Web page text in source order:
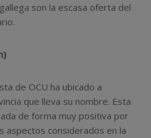
son la escasa oferta del
de OCU ha ubicado a
que lleva su nombre. Esta
de forma muy positiva por
aspectos considerados en la